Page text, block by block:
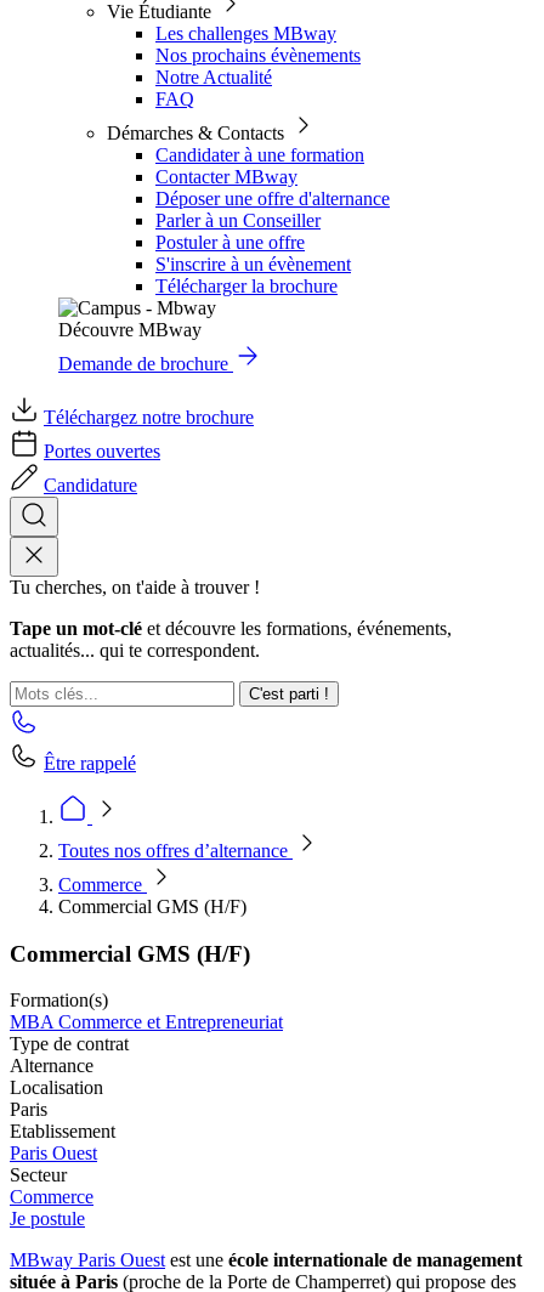
Vie Étudiante
Les challenges MBway
Nos prochains évènements
Notre Actualité
FAQ
Démarches & Contacts
Candidater à une formation
Contacter MBway
Déposer une offre d'alternance
Parler à un Conseiller
Postuler à une offre
S'inscrire à un évènement
Télécharger la brochure
Découvre MBway
Demande de brochure
Téléchargez notre brochure
Portes ouvertes
Candidature
Tu cherches, on t'aide à trouver !
Tape un mot-clé et découvre les formations, événements,
actualités... qui te correspondent.
C'est parti !
Être rappelé
Toutes nos offres d’alternance
Commerce
Commercial GMS (H/F)
Commercial GMS (H/F)
Formation(s)
MBA Commerce et Entrepreneuriat
Type de contrat
Alternance
Localisation
Paris
Etablissement
Paris Ouest
Secteur
Commerce
Je postule
MBway Paris Ouestest une école internationale de management
située à Paris (proche de la Porte de Champerret) qui propose des